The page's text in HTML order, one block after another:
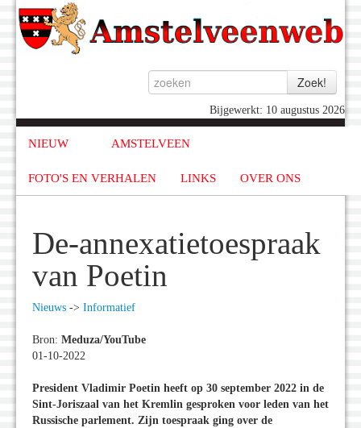
Bijgewerkt: 10 augustus 2026
NIEUW AMSTELVEEN
FOTO'S EN VERHALEN LINKS OVER ONS
De-annexatietoespraak
van Poetin
Nieuws -> Informatief
Bron: Meduza/YouTube
01-10-2022
President Vladimir Poetin heeft op 30 september 2022 in de
Sint-Joriszaal van het Kremlin gesproken voor leden van het
Russische parlement. Zijn toespraak ging over de